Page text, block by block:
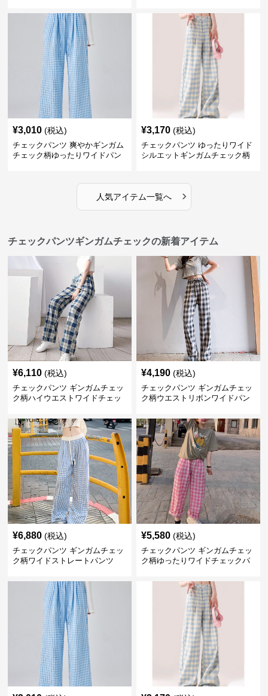
¥3,010 (税込)
チェックパンツ 爽やかギンガム
チェック柄ゆったりワイドパン
¥3,170 (税込)
チェックパンツ ゆったりワイド
シルエットギンガムチェック柄
人気アイテム一覧へ ›
チェックパンツギンガムチェックの新着アイテム
¥6,110 (税込)
チェックパンツ ギンガムチェッ
ク柄ハイウエストワイドチェッ
¥4,190 (税込)
チェックパンツ ギンガムチェッ
ク柄ウエストリボンワイドパン
¥6,880 (税込)
チェックパンツ ギンガムチェッ
ク柄ワイドストレートパンツ
¥5,580 (税込)
チェックパンツ ギンガムチェッ
ク柄ゆったりワイドチェックパ